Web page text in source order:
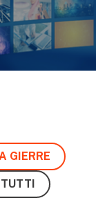
GIERRE
TUTTI